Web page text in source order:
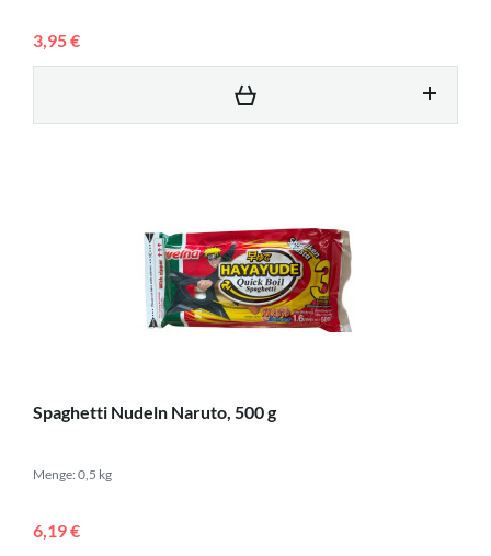
3,95 €
Spaghetti Nudeln Naruto, 500 g
Menge: 0,5 kg
6,19 €